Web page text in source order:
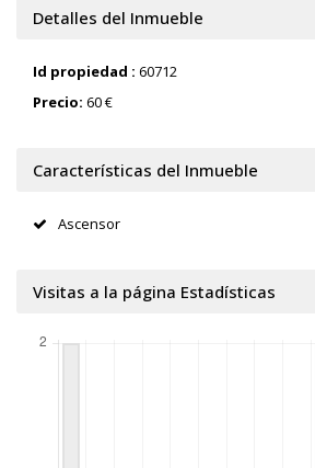
Detalles del Inmueble
Id propiedad : 60712
Precio: 60 €
Características del Inmueble
Ascensor
Visitas a la página Estadísticas